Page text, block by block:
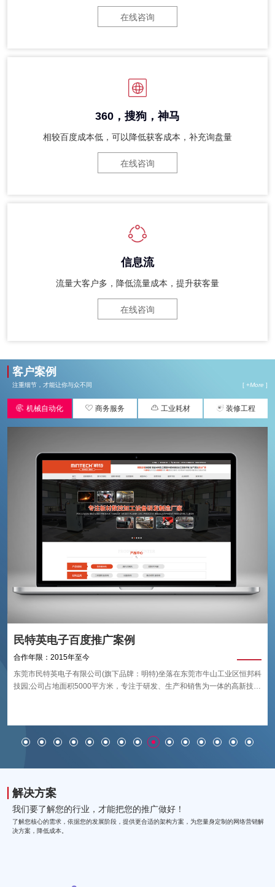
在线咨询
360，搜狗，神马
相较百度成本低，可以降低获客成本，补充询盘量
在线咨询
信息流
流量大客户多，降低流量成本，提升获客量
在线咨询
客户案例
注重细节，才能让你与众不同 [ +More ]
 机械自动化  商务服务  工业耗材  装修工程
民特英电子百度推广案例
合作年限：2015年至今
东莞市民特英电子有限公司(旗下品牌：明特)坐落在东莞市牛山工业区恒邦科
技园;公司占地面积5000平方米，专注于研发、生产和销售为一体的高新技术
解决方案
我们要了解您的行业，才能把您的推广做好！
了解您核心的需求，依据您的发展阶段，提供更合适的架构方案，为您量身定制的网络营销解
决方案，降低成本。